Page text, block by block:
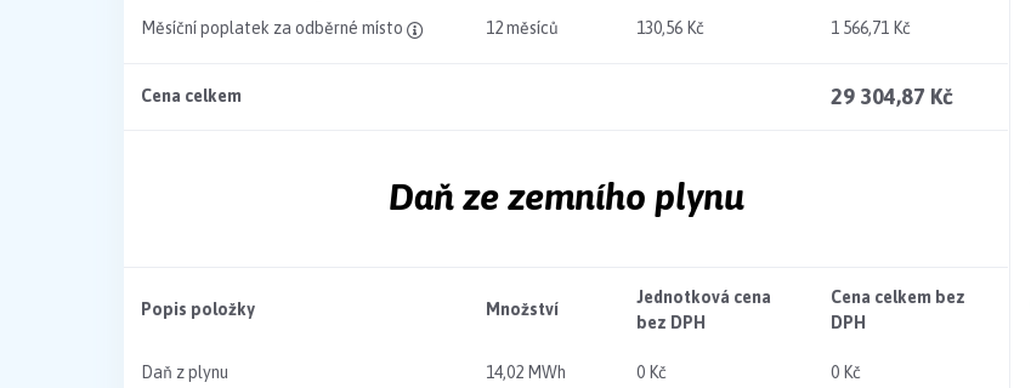
Měsíční poplatek za odběrné místo 12 měsíců 130,56 Kč 1 566,71 Kč
Cena celkem 29 304,87 Kč
Daň ze zemního plynu
Popis položky Množství
Jednotková cena
bez DPH
Cena celkem bez
DPH
Daň z plynu 14,02 MWh 0 Kč 0 Kč